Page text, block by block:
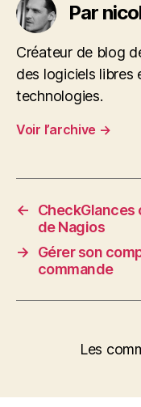
Par
Créateur de blog
des logiciels libres
technologies.
Voir l’archive →
←
CheckGlances
de Nagios
→
Gérer son
commande
Les